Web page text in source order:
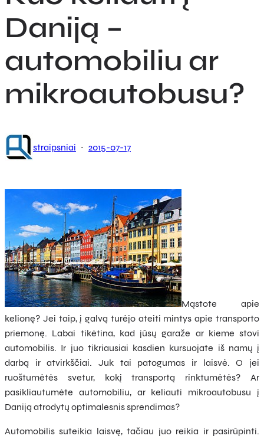
Daniją –
automobiliu ar
mikroautobusu?
straipsniai · 2015-07-17
Mąstote apie
kelionę? Jei taip, į galvą turėjo ateiti mintys apie transporto
priemonę. Labai tikėtina, kad jūsų garaže ar kieme stovi
automobilis. Ir juo tikriausiai kasdien kursuojate iš namų į
darbą ir atvirkščiai. Juk tai patogumas ir laisvė. O jei
ruoštumėtės svetur, kokį transportą rinktumėtės? Ar
pasikliautumėte automobiliu, ar keliauti mikroautobusu į
Daniją atrodytų optimalesnis sprendimas?
Automobilis suteikia laisvę, tačiau juo reikia ir pasirūpinti.